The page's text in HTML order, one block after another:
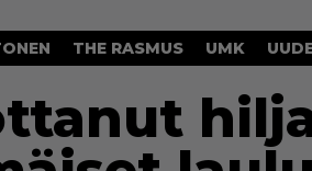
THE RASMUS UMK